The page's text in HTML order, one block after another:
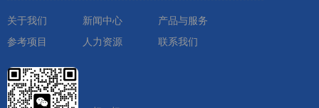
关于我们 新闻中心
产品与服务
参考项目
人力资源 联系我们